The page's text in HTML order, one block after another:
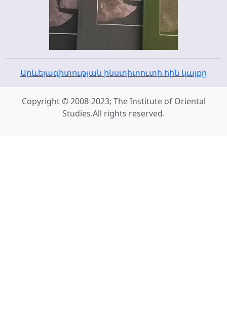
Արևելագիտության ինստիտուտի հին կայքը
Copyright © 2008-2023; The Institute of Oriental
Studies.All rights reserved.